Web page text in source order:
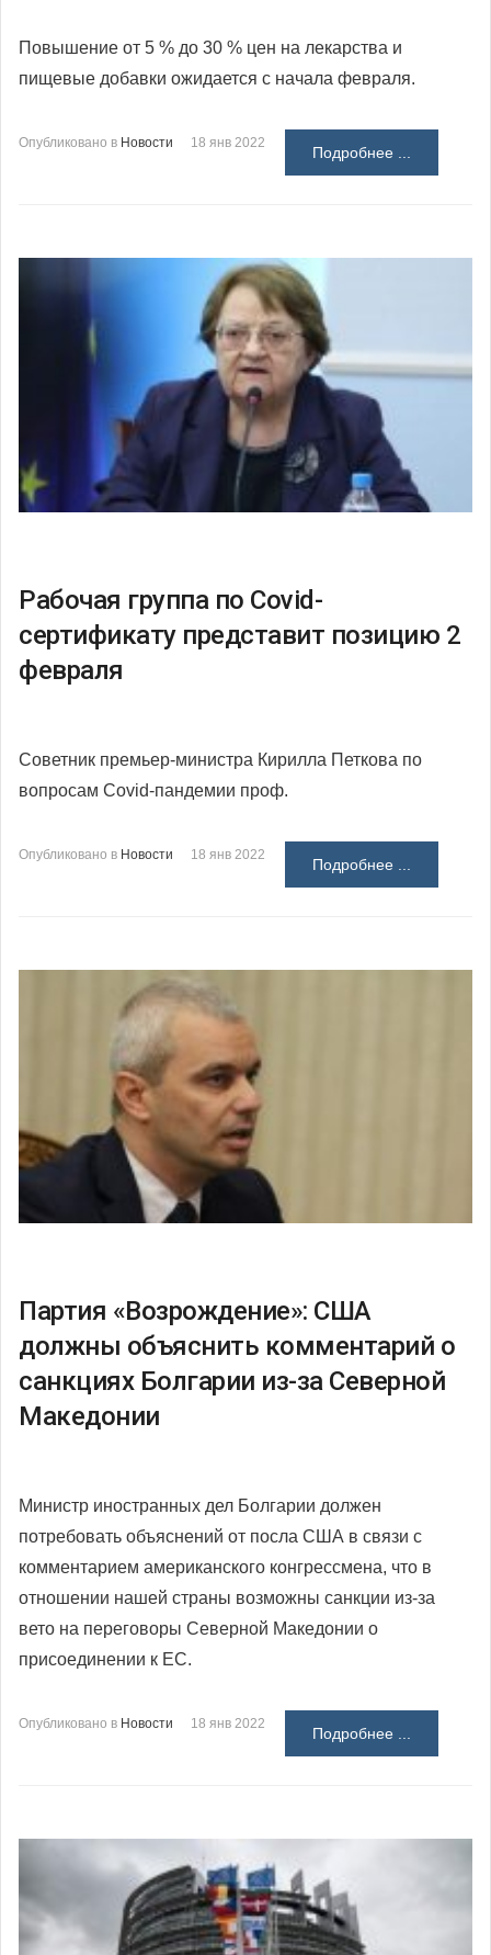
Повышение от 5 % до 30 % цен на лекарства и
пищевые добавки ожидается с начала февраля.
Опубликовано в Новости 18 янв 2022
Подробнее ...
Рабочая группа по Covid-
сертификату представит позицию 2
февраля
Советник премьер-министра Кирилла Петкова по
вопросам Covid-пандемии проф.
Опубликовано в Новости 18 янв 2022
Подробнее ...
Партия «Возрождение»: США
должны объяснить комментарий о
санкциях Болгарии из-за Северной
Македонии
Министр иностранных дел Болгарии должен
потребовать объяснений от посла США в связи с
комментарием американского конгрессмена, что в
отношении нашей страны возможны санкции из-за
вето на переговоры Северной Македонии о
присоединении к ЕС.
Опубликовано в Новости 18 янв 2022
Подробнее ...